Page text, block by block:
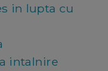
in lupta cu
intalnire